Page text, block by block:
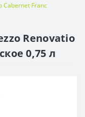
Cabernet Franc
Renovatio
0,75 л